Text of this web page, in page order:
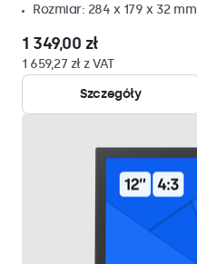
Rozmiar: 284 x 179 x 32 mm
1 349,00 zł
1 659,27 zł z VAT
Szczegóły